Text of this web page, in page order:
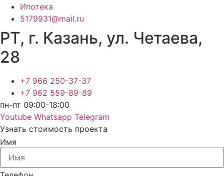
Ипотека
5179931@mail.ru
РТ, г. Казань, ул. Четаева,
28
+7 966 250-37-37
+7 962 559-89-89
пн-пт 09:00-18:00
Youtube Whatsapp Telegram
Узнать стоимость проекта
Имя